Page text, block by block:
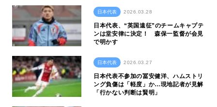
日本代表 2026.03.28
日本代表、“英国遠征”のチームキャプテ
ンは堂安律に決定！ 森保一監督が会見
で明かす
日本代表 2026.03.27
日本代表不参加の冨安健洋、ハムストリ
ング負傷は「軽度」か…現地記者が見解
「行かない判断は賢明」